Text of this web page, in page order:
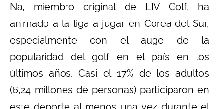
Na, miembro original de LIV Golf, ha
animado a la liga a jugar en Corea del Sur,
especialmente con el auge de la
popularidad del golf en el país en los
últimos años. Casi el 17% de los adultos
(6,24 millones de personas) participaron en
este deporte al menos una vez durante el